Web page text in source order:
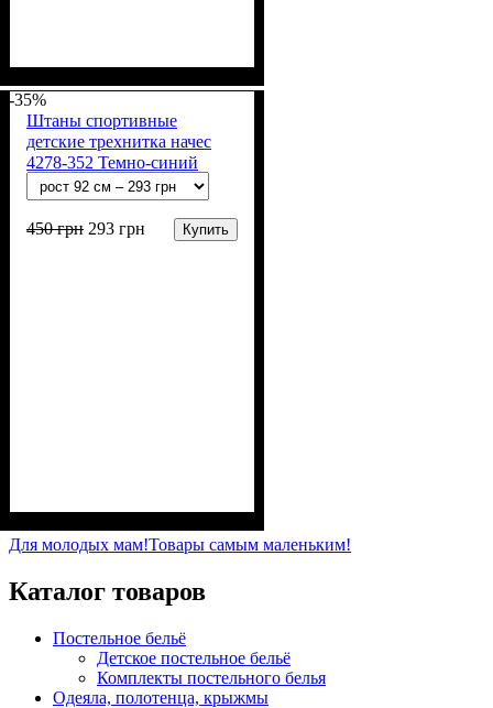
(94% х/б, 6% лайкра)
-35%
Штаны спортивные
детские трехнитка начес
4278-352 Темно-синий
450грн 293 грн Купить
Полиэстер
начесная (80% х/б, 20% п/э)
Для молодых мам!Товары самым маленьким!
Каталог товаров
Постельное бельё
Детское постельное бельё
Комплекты постельного белья
Одеяла, полотенца, крыжмы